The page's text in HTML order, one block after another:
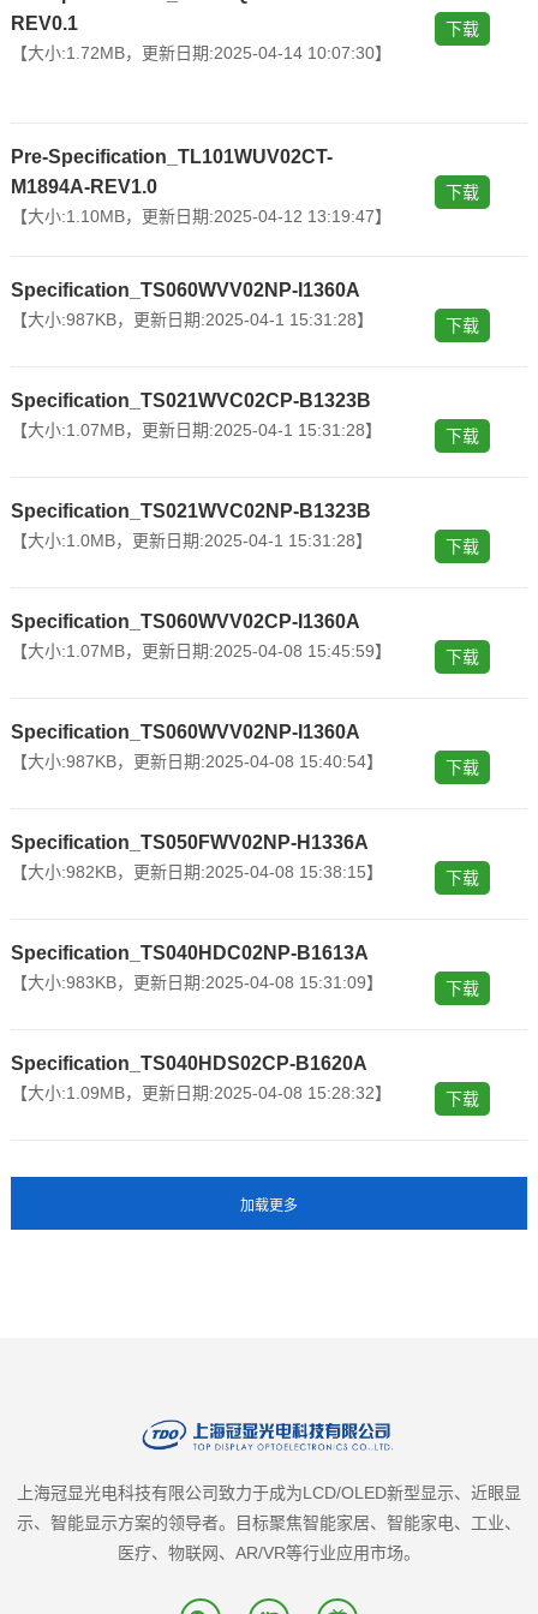
REV0.1
【大小:1.72MB，更新日期:2025-04-14 10:07:30】
下载
Pre-Specification_TL101WUV02CT-
M1894A-REV1.0
【大小:1.10MB，更新日期:2025-04-12 13:19:47】
下载
Specification_TS060WVV02NP-I1360A
【大小:987KB，更新日期:2025-04-1 15:31:28】 下载
Specification_TS021WVC02CP-B1323B
【大小:1.07MB，更新日期:2025-04-1 15:31:28】 下载
Specification_TS021WVC02NP-B1323B
【大小:1.0MB，更新日期:2025-04-1 15:31:28】 下载
Specification_TS060WVV02CP-I1360A
【大小:1.07MB，更新日期:2025-04-08 15:45:59】 下载
Specification_TS060WVV02NP-I1360A
【大小:987KB，更新日期:2025-04-08 15:40:54】 下载
Specification_TS050FWV02NP-H1336A
【大小:982KB，更新日期:2025-04-08 15:38:15】 下载
Specification_TS040HDC02NP-B1613A
【大小:983KB，更新日期:2025-04-08 15:31:09】 下载
Specification_TS040HDS02CP-B1620A
【大小:1.09MB，更新日期:2025-04-08 15:28:32】 下载
上海冠显光电科技有限公司致力于成为LCD/OLED新型显示、近眼显
示、智能显示方案的领导者。目标聚焦智能家居、智能家电、工业、
医疗、物联网、AR/VR等行业应用市场。